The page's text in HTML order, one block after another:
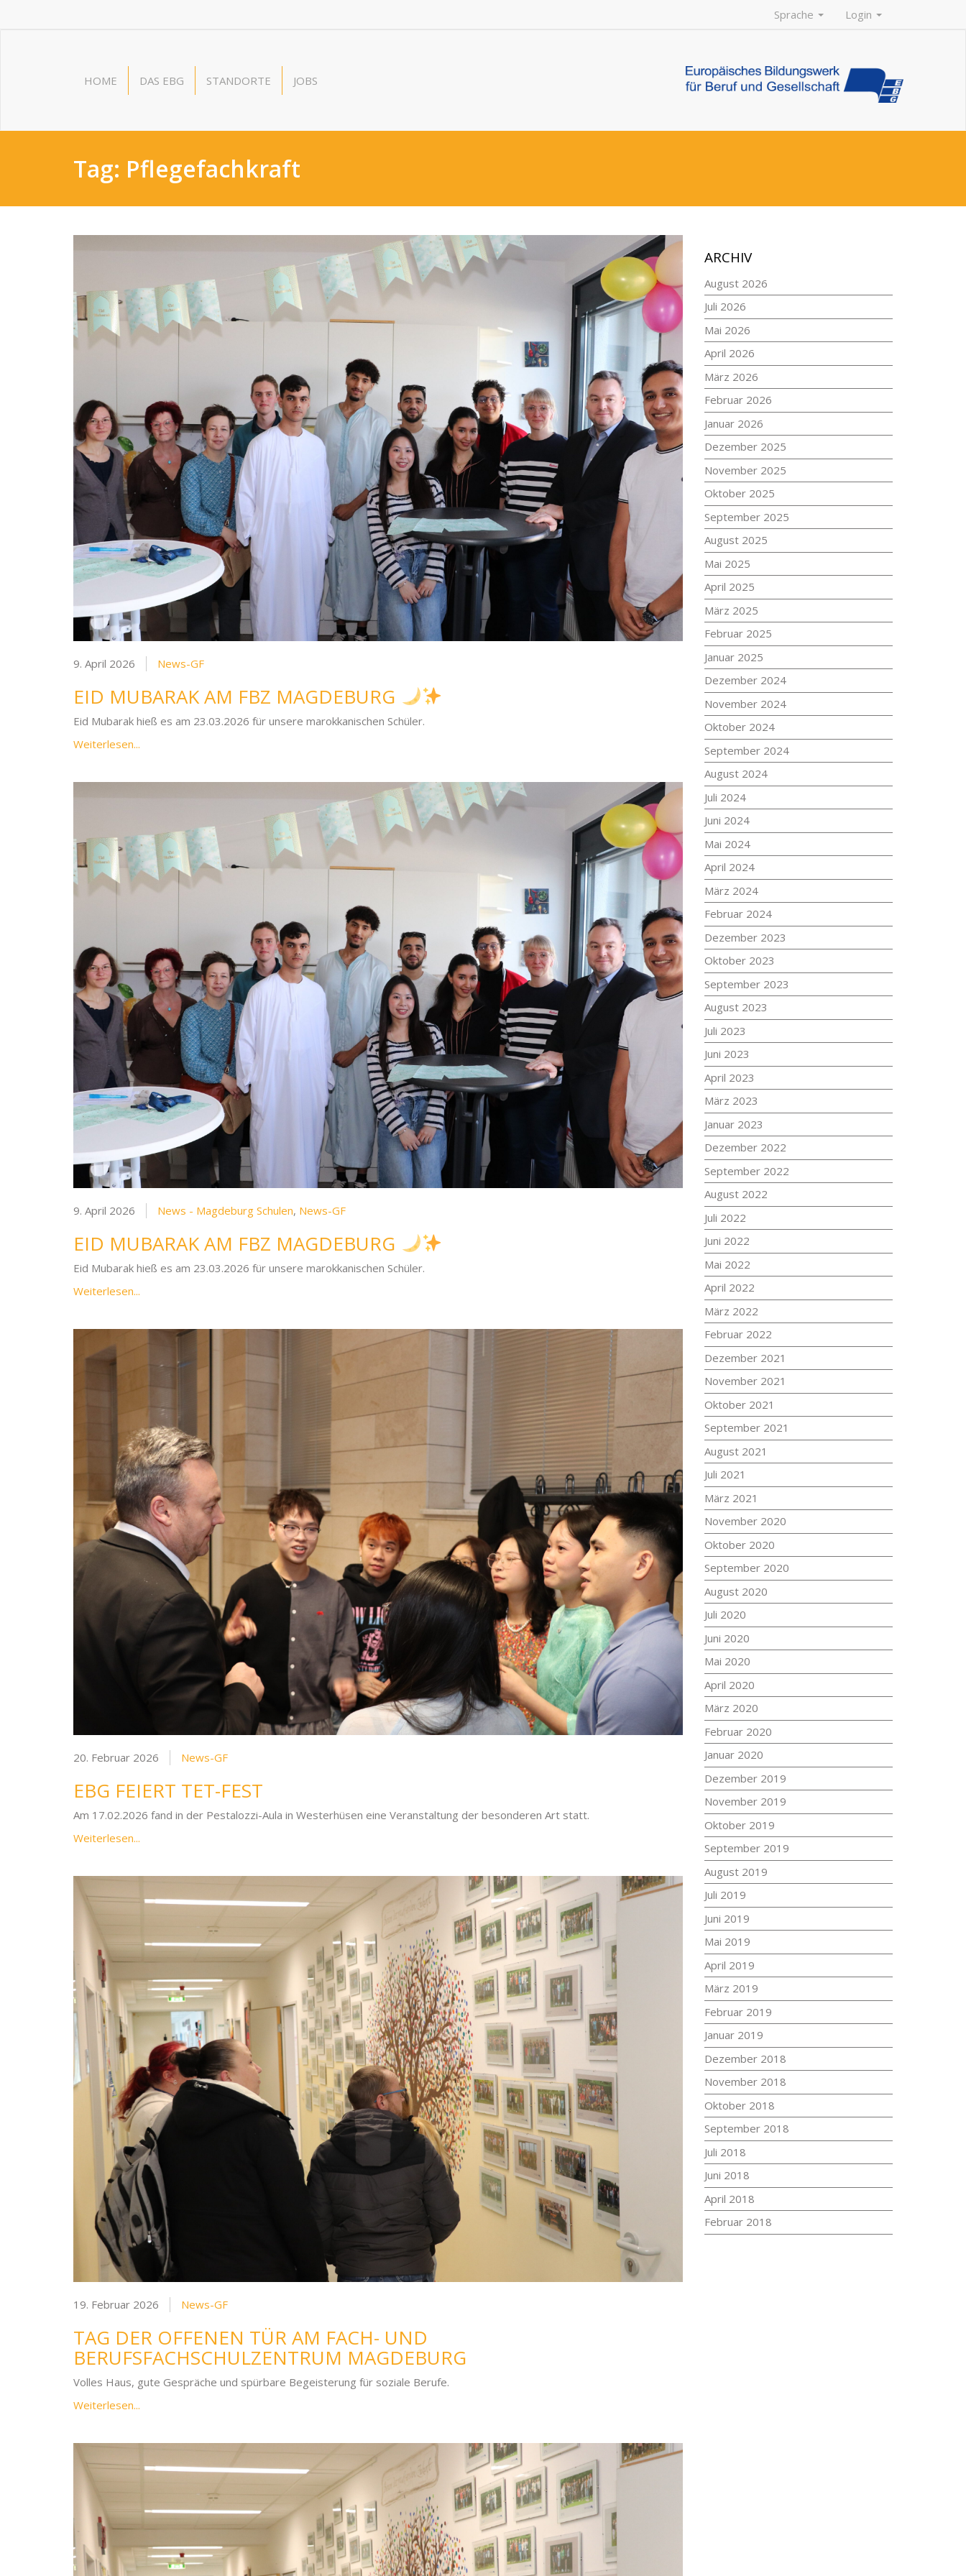
Sprache Login
HOME DAS EBG STANDORTE JOBS
Tag: Pflegefachkraft
9. April 2026 News-GF
EID MUBARAK AM FBZ MAGDEBURG
Eid Mubarak hieß es am 23.03.2026 für unsere marokkanischen Schüler.
Weiterlesen...
9. April 2026 News - Magdeburg Schulen, News-GF
EID MUBARAK AM FBZ MAGDEBURG
Eid Mubarak hieß es am 23.03.2026 für unsere marokkanischen Schüler.
Weiterlesen...
20. Februar 2026 News-GF
EBG FEIERT TET-FEST
Am 17.02.2026 fand in der Pestalozzi-Aula in Westerhüsen eine Veranstaltung der besonderen Art statt.
Weiterlesen...
19. Februar 2026 News-GF
TAG DER OFFENEN TÜR AM FACH- UND
BERUFSFACHSCHULZENTRUM MAGDEBURG
Volles Haus, gute Gespräche und spürbare Begeisterung für soziale Berufe.
Weiterlesen...
ARCHIV
August 2026
Juli 2026
Mai 2026
April 2026
März 2026
Februar 2026
Januar 2026
Dezember 2025
November 2025
Oktober 2025
September 2025
August 2025
Mai 2025
April 2025
März 2025
Februar 2025
Januar 2025
Dezember 2024
November 2024
Oktober 2024
September 2024
August 2024
Juli 2024
Juni 2024
Mai 2024
April 2024
März 2024
Februar 2024
Dezember 2023
Oktober 2023
September 2023
August 2023
Juli 2023
Juni 2023
April 2023
März 2023
Januar 2023
Dezember 2022
September 2022
August 2022
Juli 2022
Juni 2022
Mai 2022
April 2022
März 2022
Februar 2022
Dezember 2021
November 2021
Oktober 2021
September 2021
August 2021
Juli 2021
März 2021
November 2020
Oktober 2020
September 2020
August 2020
Juli 2020
Juni 2020
Mai 2020
April 2020
März 2020
Februar 2020
Januar 2020
Dezember 2019
November 2019
Oktober 2019
September 2019
August 2019
Juli 2019
Juni 2019
Mai 2019
April 2019
März 2019
Februar 2019
Januar 2019
Dezember 2018
November 2018
Oktober 2018
September 2018
Juli 2018
Juni 2018
April 2018
Februar 2018